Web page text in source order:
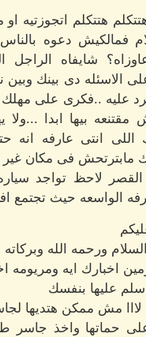
هتتكلم اتجوزتيه
فمالكيش دعوه
شايفاه الراجل
الاسئله دى بينك
نرد عليه ..فكرى على
بيها ابدا ...ولا
اللى انتى عارفه انه
مابترتحش فى مكان غير
لاحظ تواجد
الواسعه حيث تجتمع
ورحمه الله وبركاته
اخبارك ايه ومريومه
عليها بنفسك
مش ممكن هتديها
حماتها واخذ جاسر